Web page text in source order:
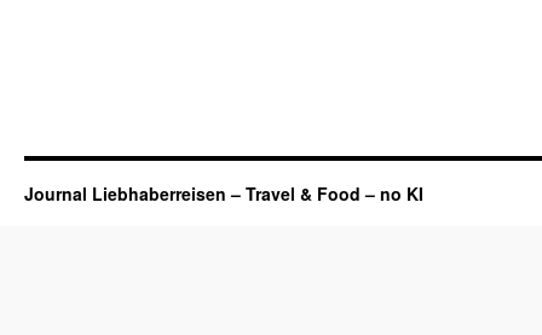
Journal Liebhaberreisen – Travel & Food – no KI